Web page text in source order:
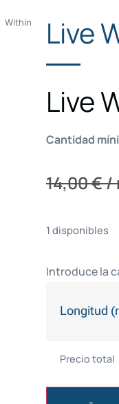
Within
Live
Live
Cantidad
14,00€/
1 disponibles
Introduce la
Longitud
Precio total